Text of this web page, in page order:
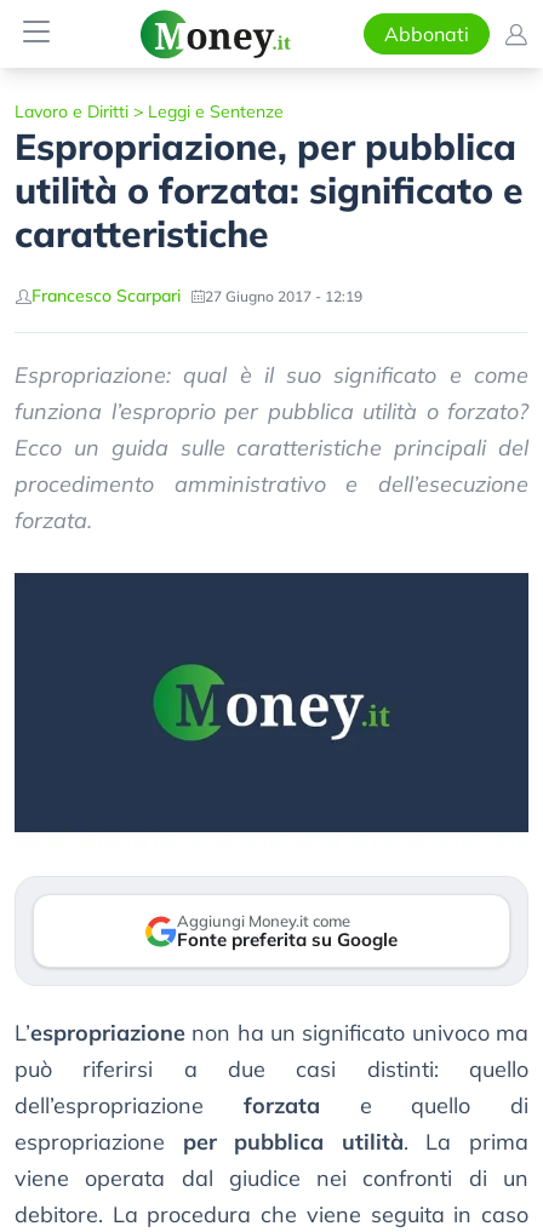
Abbonati
Lavoro e Diritti > Leggi e Sentenze
Espropriazione, per pubblica
utilità o forzata: significato e
caratteristiche
Francesco Scarpari 27 Giugno 2017 - 12:19
Espropriazione: qual è il suo significato e come
funziona l’esproprio per pubblica utilità o forzato?
Ecco un guida sulle caratteristiche principali del
procedimento amministrativo e dell’esecuzione
forzata.
Aggiungi Money.it come
Fonte preferita su Google
L’espropriazione non ha un significato univoco ma
può riferirsi a due casi distinti: quello
dell’espropriazione forzata e quello di
espropriazione per pubblica utilità. La prima
viene operata dal giudice nei confronti di un
debitore. La procedura che viene seguita in caso